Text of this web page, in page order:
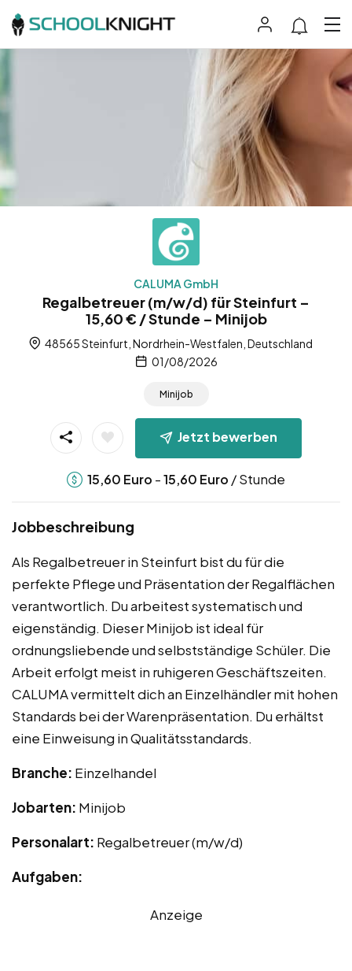
CALUMA GmbH
Regalbetreuer (m/w/d) für Steinfurt –
15,60 € / Stunde – Minijob
48565 Steinfurt, Nordrhein-Westfalen, Deutschland
01/08/2026
Minijob
Jetzt bewerben
15,60 Euro -15,60 Euro / Stunde
Jobbeschreibung
Als Regalbetreuer in Steinfurt bist du für die
perfekte Pflege und Präsentation der Regalflächen
verantwortlich. Du arbeitest systematisch und
eigenständig. Dieser Minijob ist ideal für
ordnungsliebende und selbstständige Schüler. Die
Arbeit erfolgt meist in ruhigeren Geschäftszeiten.
CALUMA vermittelt dich an Einzelhändler mit hohen
Standards bei der Warenpräsentation. Du erhältst
eine Einweisung in Qualitätsstandards.
Branche: Einzelhandel
Jobarten: Minijob
Personalart: Regalbetreuer (m/w/d)
Aufgaben:
Anzeige